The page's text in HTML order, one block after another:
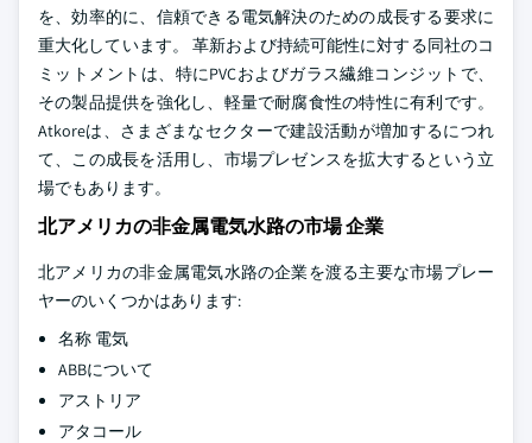
を、効率的に、信頼できる電気解決のための成長する要求に
重大化しています。 革新および持続可能性に対する同社のコ
ミットメントは、特にPVCおよびガラス繊維コンジットで、
その製品提供を強化し、軽量で耐腐食性の特性に有利です。
Atkoreは、さまざまなセクターで建設活動が増加するにつれ
て、この成長を活用し、市場プレゼンスを拡大するという立
場でもあります。
北アメリカの非金属電気水路の市場 企業
北アメリカの非金属電気水路の企業を渡る主要な市場プレー
ヤーのいくつかはあります:
名称 電気
ABBについて
アストリア
アタコール